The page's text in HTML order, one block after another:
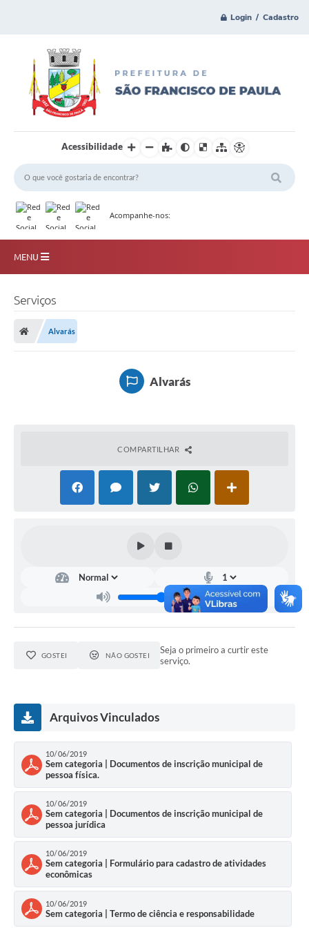
Login / Cadastro
Acessibilidade
Acompanhe-nos:
MENU
Secretarias
Lei Geral de Proteção de dados - LGPD
Valores Terra Nua - VTN
Plano de Saneamento
Combate ao Coronavírus
Devedores de ICMS/IPVA.
Contas Públicas
Publicações Legais
Casa do Trabalhador
UAB - Universidade Aberta do Brasil
Serviços
Alvarás
Alvarás
COMPARTILHAR
GOSTEI NÃO GOSTEI
Seja o primeiro a curtir este
serviço.
Arquivos Vinculados
10/06/2019
Sem categoria | Documentos de inscrição municipal de
pessoa física.
10/06/2019
Sem categoria | Documentos de inscrição municipal de
pessoa jurídica
10/06/2019
Sem categoria | Formulário para cadastro de atividades
econômicas
10/06/2019
Sem categoria | Termo de ciência e responsabilidade